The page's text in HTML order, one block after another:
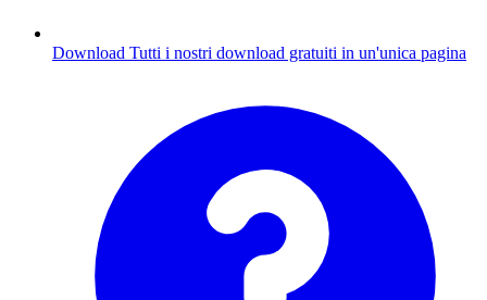
Download Tutti i nostri download gratuiti in un'unica pagina